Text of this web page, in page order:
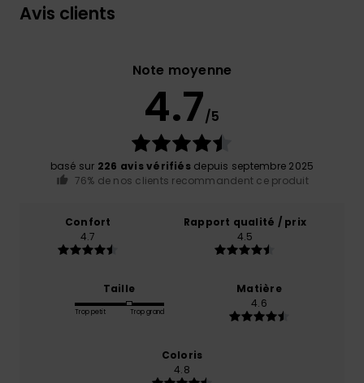
Avis clients
Note moyenne
4.7/5
basé sur 226 avis vérifiésdepuis septembre 2025
76% de nos clients recommandent ce produit
Confort
4.7
Rapport qualité / prix
4.5
Taille
Trop petit Trop grand
Matière
4.6
Coloris
4.8